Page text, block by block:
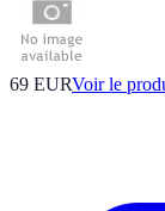
69 EURVoir le